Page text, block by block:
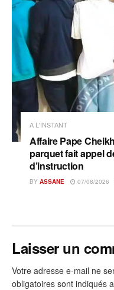
A L'INSTANT
Affaire Pape
parquet fait appel
d’instruction
BY ASSANE 07/08/2026
Laisser un
Votre adresse e-mail ne
obligatoires sont indiqués